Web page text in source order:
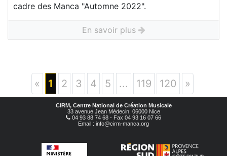
cadre des Manca "Automne 2022".
En savoir plus
« 1 2 3 4 5 ... 119 120 »
CIRM, Centre National de Création Musicale
33 avenue Jean Médecin, 06000 Nice
04 93 88 74 68 - Fax 04 93 16 07 66
Email : info@cirm-manca.org